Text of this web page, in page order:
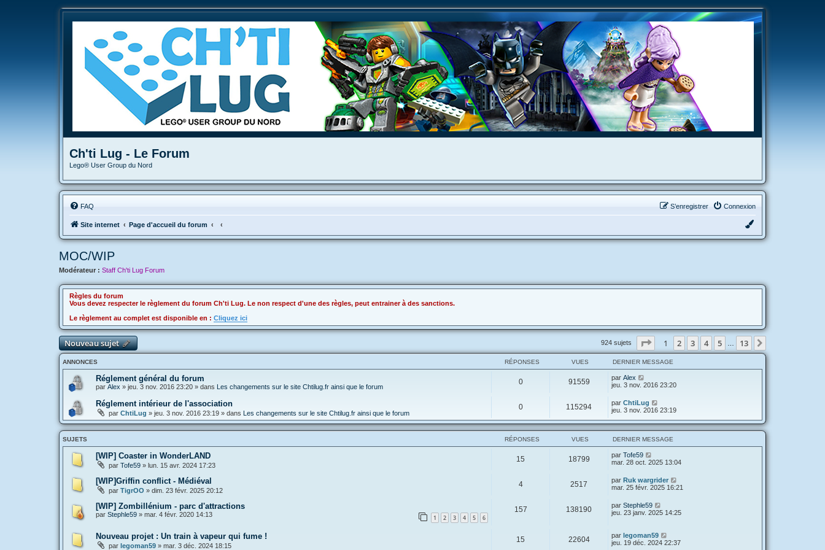
Ch'ti Lug - Le Forum
Lego® User Group du Nord
FAQ Connexion
S’enregistrer
Site internet Page d'accueil du forum
MOC/WIP
Modérateur : Staff Ch'ti Lug Forum
Règles du forum
Vous devez respecter le règlement du forum Ch'ti Lug. Le non respect d'une des règles, peut entrainer à des sanctions.
Le règlement au complet est disponible en : Cliquez ici
Nouveau sujet 924 sujets Page sur13
1 2 3 4 5 13
ANNONCES RÉPONSES VUES DERNIER MESSAGE
Réglement général du forum
par Alex » jeu. 3 nov. 2016 23:20 » dans Les changements sur le site Chtilug.fr ainsi que le forum
0 91559 par Alex
jeu. 3 nov. 2016 23:20
Réglement intérieur de l'association
par ChtiLug » jeu. 3 nov. 2016 23:19 » dans Les changements sur le site Chtilug.fr ainsi que le forum
0 115294 par ChtiLug
jeu. 3 nov. 2016 23:19
SUJETS RÉPONSES VUES DERNIER MESSAGE
[WIP] Coaster in WonderLAND
par Tofe59 » lun. 15 avr. 2024 17:23
15 18799 par Tofe59
mar. 28 oct. 2025 13:04
[WIP]Griffin conflict - Médiéval
par TigrOO » dim. 23 févr. 2025 20:12
4 2517 par Ruk wargrider
mar. 25 févr. 2025 16:21
[WIP] Zombillénium - parc d'attractions
par Stephle59 » mar. 4 févr. 2020 14:13 1 2 3 4 5 6
157 138190 par Stephle59
jeu. 23 janv. 2025 14:25
Nouveau projet : Un train à vapeur qui fume !
par legoman59 » mar. 3 déc. 2024 18:15
15 22604 par legoman59
jeu. 19 déc. 2024 22:37